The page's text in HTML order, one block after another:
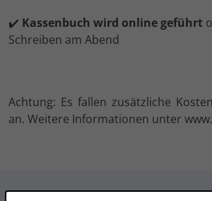
✔️ Kassenbuch wird online geführt
Schreiben am Abend
Achtung: Es fallen zusätzliche
an. Weitere Informationen unter